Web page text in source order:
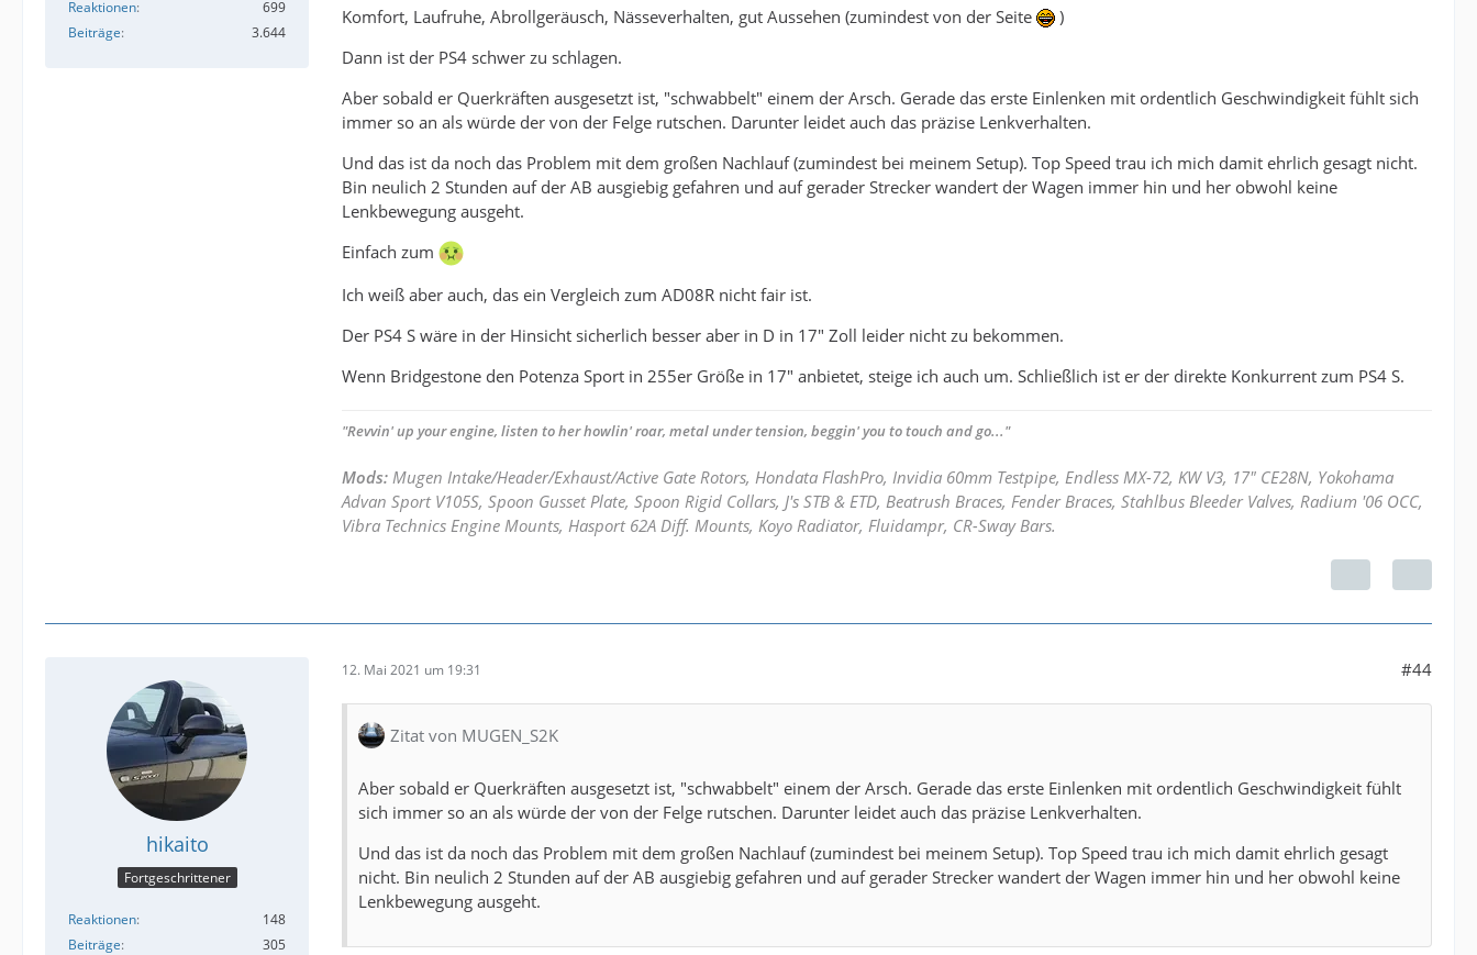
Reaktionen
699
Beiträge
3.644
Komfort, Laufruhe, Abrollgeräusch, Nässeverhalten, gut Aussehen (zumindest von der Seite
)
Dann ist der PS4 schwer zu schlagen.
Aber sobald er Querkräften ausgesetzt ist, "schwabbelt" einem der Arsch. Gerade das erste Einlenken mit ordentlich Geschwindigkeit fühlt sich
immer so an als würde der von der Felge rutschen. Darunter leidet auch das präzise Lenkverhalten.
Und das ist da noch das Problem mit dem großen Nachlauf (zumindest bei meinem Setup). Top Speed trau ich mich damit ehrlich gesagt nicht.
Bin neulich 2 Stunden auf der AB ausgiebig gefahren und auf gerader Strecker wandert der Wagen immer hin und her obwohl keine
Lenkbewegung ausgeht.
Einfach zum
Ich weiß aber auch, das ein Vergleich zum AD08R nicht fair ist.
Der PS4 S wäre in der Hinsicht sicherlich besser aber in D in 17" Zoll leider nicht zu bekommen.
Wenn Bridgestone den Potenza Sport in 255er Größe in 17" anbietet, steige ich auch um. Schließlich ist er der direkte Konkurrent zum PS4 S.
"Revvin' up your engine, listen to her howlin' roar, metal under tension, beggin' you to touch and go..."
Mods: Mugen Intake/Header/Exhaust/Active Gate Rotors, Hondata FlashPro, Invidia 60mm Testpipe, Endless MX-72, KW V3, 17" CE28N, Yokohama
Advan Sport V105S, Spoon Gusset Plate, Spoon Rigid Collars, J's STB & ETD, Beatrush Braces, Fender Braces, Stahlbus Bleeder Valves, Radium '06 OCC,
Vibra Technics Engine Mounts, Hasport 62A Diff. Mounts, Koyo Radiator, Fluidampr, CR-Sway Bars.
hikaito
Fortgeschrittener
Reaktionen
148
Beiträge
305
12. Mai 2021 um 19:31 #44
Zitat von MUGEN_S2K
Aber sobald er Querkräften ausgesetzt ist, "schwabbelt" einem der Arsch. Gerade das erste Einlenken mit ordentlich Geschwindigkeit fühlt
sich immer so an als würde der von der Felge rutschen. Darunter leidet auch das präzise Lenkverhalten.
Und das ist da noch das Problem mit dem großen Nachlauf (zumindest bei meinem Setup). Top Speed trau ich mich damit ehrlich gesagt
nicht. Bin neulich 2 Stunden auf der AB ausgiebig gefahren und auf gerader Strecker wandert der Wagen immer hin und her obwohl keine
Lenkbewegung ausgeht.